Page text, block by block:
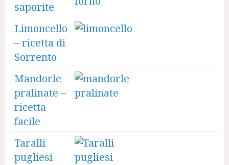
saporite
Limoncello
– ricetta di
Sorrento
Mandorle
pralinate –
ricetta
facile
Taralli
pugliesi